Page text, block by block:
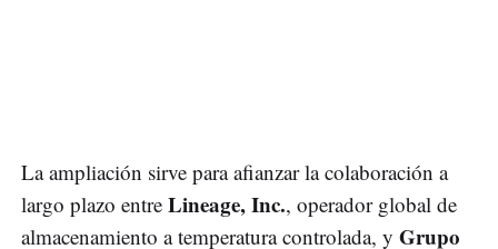
La ampliación sirve para afianzar la colaboración a
largo plazo entre Lineage, Inc., operador global de
almacenamiento a temperatura controlada, y Grupo